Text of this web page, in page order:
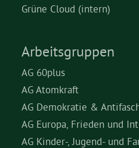
Grüne Cloud (intern)
Arbeitsgruppen
AG 60plus
AG Atomkraft
AG Demokratie &
AG Europa, Frieden und
AG Kinder-, Jugend- und